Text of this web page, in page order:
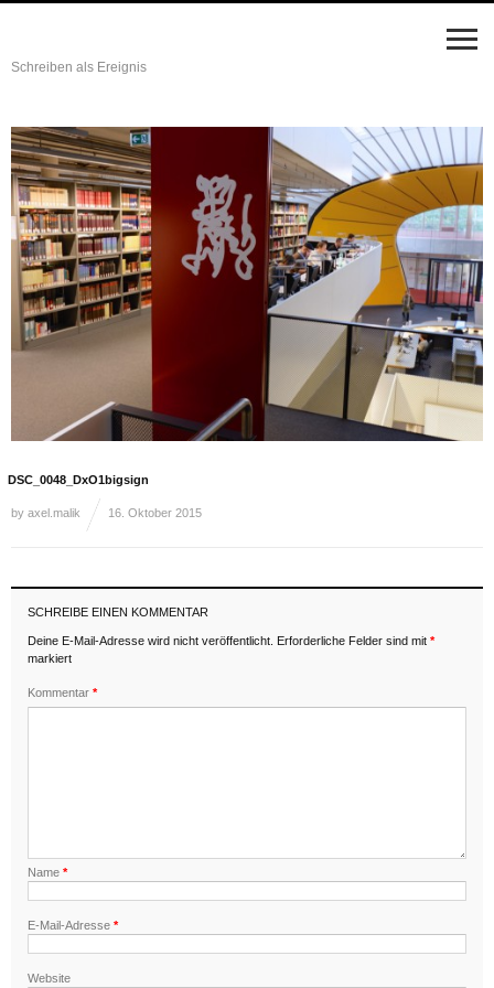
Schreiben als Ereignis
DSC_0048_DxO1bigsign
by axel.malik 16. Oktober 2015
SCHREIBE EINEN KOMMENTAR
Deine E-Mail-Adresse wird nicht veröffentlicht. Erforderliche Felder sind mit *
markiert
Kommentar *
Name *
E-Mail-Adresse *
Website